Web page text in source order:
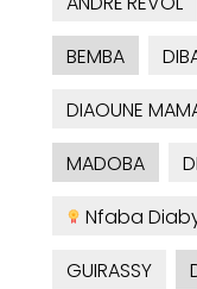
BEMBA
DIAOUNE
MADOBA
Nfaba
GUIRASSY